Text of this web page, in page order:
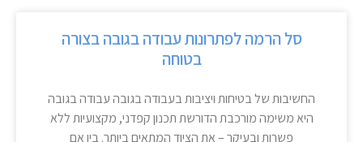
סל הרמה לפתרונות עבודה בגובה בצורה
בטוחה
החשיבות של בטיחות ויציבות בעבודה בגובה עבודה בגובה
היא משימה מורכבת הדורשת תכנון קפדני, מקצועיות ללא
פשרות ובעיקר – את הציוד המתאים ביותר. בין אם